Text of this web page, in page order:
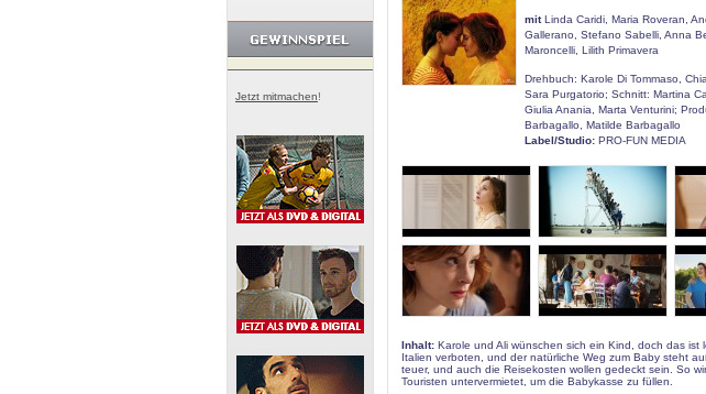
Jetzt mitmachen!
mitLinda Caridi, Maria Roveran,
Gallerano, Stefano Sabelli, Anna
Maroncelli, Lilith Primavera
Drehbuch: Karole Di Tommaso,
Sara Purgatorio; Schnitt: Martina
Giulia Anania, Marta Venturini;
Barbagallo, Matilde Barbagallo
Label/Studio: PRO-FUN MEDIA
Inhalt: Karole und Ali wünschen sich ein Kind, doch das
Italien verboten, und der natürliche Weg zum Baby steht
teuer, und auch die Reisekosten wollen gedeckt sein. So
Touristen untervermietet, um die Babykasse zu füllen.